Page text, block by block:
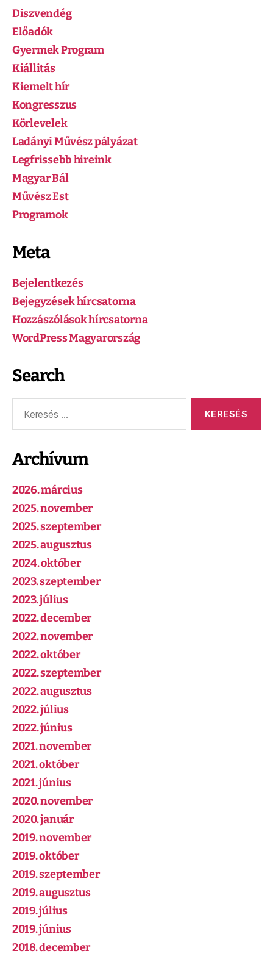
Diszvendég
Előadók
Gyermek Program
Kiállitás
Kiemelt hír
Kongresszus
Körlevelek
Ladányi Művész pályázat
Legfrissebb hireink
Magyar Bál
Művész Est
Programok
Meta
Bejelentkezés
Bejegyzések hírcsatorna
Hozzászólások hírcsatorna
WordPress Magyarország
Search
Archívum
2026. március
2025. november
2025. szeptember
2025. augusztus
2024. október
2023. szeptember
2023. július
2022. december
2022. november
2022. október
2022. szeptember
2022. augusztus
2022. július
2022. június
2021. november
2021. október
2021. június
2020. november
2020. január
2019. november
2019. október
2019. szeptember
2019. augusztus
2019. július
2019. június
2018. december